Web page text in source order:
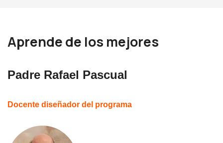
Aprende de los mejores
Padre Rafael Pascual
Docente diseñador del programa